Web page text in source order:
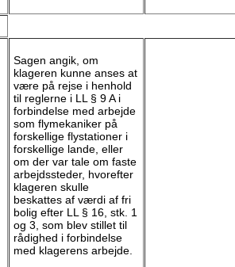
Sagen angik, om
klageren kunne anses at
være på rejse i henhold
til reglerne i LL § 9 A i
forbindelse med arbejde
som flymekaniker på
forskellige flystationer i
forskellige lande, eller
om der var tale om faste
arbejdssteder, hvorefter
klageren skulle
beskattes af værdi af fri
bolig efter LL § 16, stk. 1
og 3, som blev stillet til
rådighed i forbindelse
med klagerens arbejde.